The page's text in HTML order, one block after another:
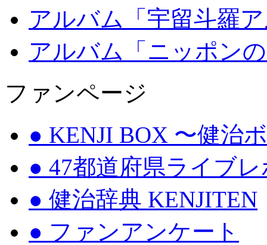
アルバム「宇留斗羅
アルバム「ニッポン
ファンページ
● KENJI BOX 〜健治
● 47都道府県ライブ
● 健治辞典 KENJITEN
● ファンアンケート